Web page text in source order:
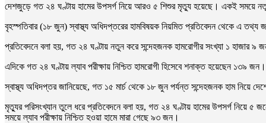
দেশজুড়ে গত ২৪ ঘণ্টায় হামের উপসর্গ নিয়ে আরও ৫ শিশুর মৃত্যু হয়েছে। একই সময়ে
বৃহস্পতিবার (১৮ জুন) স্বাস্থ্য অধিদপ্তরের হামবিষয়ক নিয়মিত প্রতিবেদন থেকে এ তথ্য
প্রতিবেদনে বলা হয়, গত ২৪ ঘণ্টায় নতুন করে সন্দেহজনক হামরোগীর সংখ্যা ১ হাজার
এদিকে গত ২৪ ঘণ্টায় ল্যাব পরীক্ষায় নিশ্চিত হামরোগী হিসেবে শনাক্ত হয়েছেন ১৩৯
স্বাস্থ্য অধিদপ্তর জানিয়েছে, গত ১৫ মার্চ থেকে ১৮ জুন পর্যন্ত সন্দেহজনক হাম নিয়ে
মৃত্যুর পরিসংখ্যান তুলে ধরে প্রতিবেদনে বলা হয়, গত ২৪ ঘণ্টায় হামের উপসর্গ নিয়ে
সময়ে ল্যাব পরীক্ষায় নিশ্চিত হওয়া হামে মারা গেছে ৯৩ জন।